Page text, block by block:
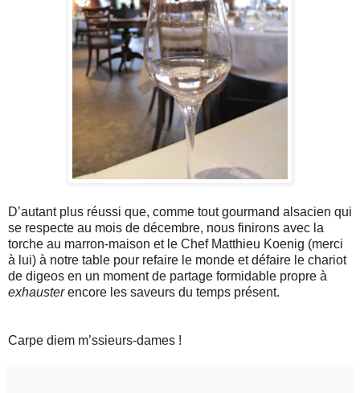
D’autant plus réussi que, comme tout gourmand alsacien qui
se respecte au mois de décembre, nous finirons avec la
torche au marron-maison et le Chef Matthieu Koenig (merci
à lui) à notre table pour refaire le monde et défaire le chariot
de digeos en un moment de partage formidable propre à
exhausterencore les saveurs du temps présent.
Carpe diem m’ssieurs-dames !